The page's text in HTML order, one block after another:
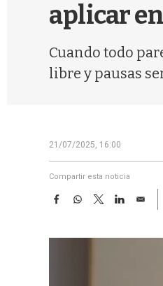
aplicar
Cuando todo
libre y pausas
21/07/2025, 16:00
Compartir esta noticia
F
e
W
t
T
w
t
L
k
E
i